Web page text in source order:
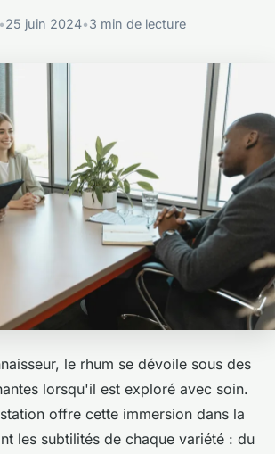
•25 juin 2024•3 min de lecture
le rhum se dévoile sous des
lorsqu'il est exploré avec soin.
offre cette immersion dans la
les subtilités de chaque variété : du